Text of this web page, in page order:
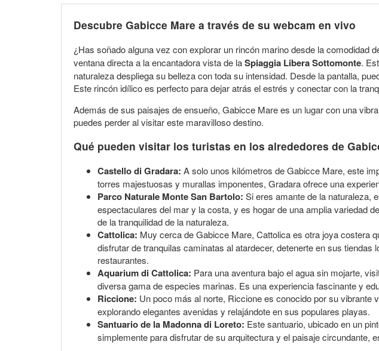
Descubre Gabicce Mare a través de su webcam en vivo
¿Has soñado alguna vez con explorar un rincón marino desde la comodidad
ventana directa a la encantadora vista de laSpiaggia Libera Sottomonte.
naturaleza despliega su belleza con toda su intensidad. Desde la pantalla,
Este rincón idílico es perfecto para dejar atrás el estrés y conectar con la
Además de sus paisajes de ensueño, Gabicce Mare es un lugar con una
puedes perder al visitar este maravilloso destino.
Qué pueden visitar los turistas en los alrededores de
Castello di Gradara: A solo unos kilómetros de Gabicce Mare, este
torres majestuosas y murallas imponentes, Gradara ofrece una
Parco Naturale Monte San Bartolo: Si eres amante de la naturaleza,
espectaculares del mar y la costa, y es hogar de una amplia variedad
de la tranquilidad de la naturaleza.
Cattolica: Muy cerca de Gabicce Mare, Cattolica es otra joya costera
disfrutar de tranquilas caminatas al atardecer, detenerte en sus
restaurantes.
Aquarium di Cattolica: Para una aventura bajo el agua sin mojarte,
diversa gama de especies marinas. Es una experiencia fascinante y
Riccione: Un poco más al norte, Riccione es conocido por su vibrante
explorando elegantes avenidas y relajándote en sus populares playas.
Santuario de la Madonna di Loreto: Este santuario, ubicado en un
simplemente para disfrutar de su arquitectura y el paisaje circundante,